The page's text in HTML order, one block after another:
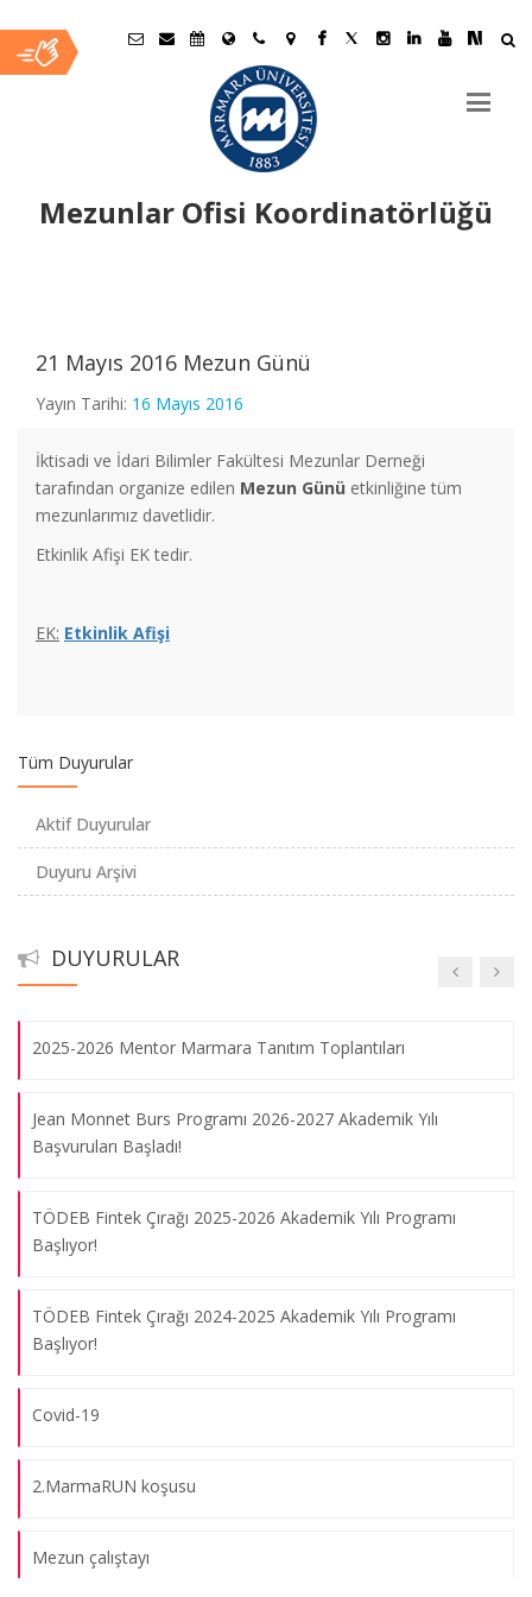
Mezunlar Ofisi Koordinatörlüğü
İçerik
21 Mayıs 2016 Mezun Günü
Yayın Tarihi: 16 Mayıs 2016
İktisadi ve İdari Bilimler Fakültesi Mezunlar Derneği
tarafından organize edilen Mezun Günü etkinliğine tüm
mezunlarımız davetlidir.
Etkinlik Afişi EK tedir.
EK: Etkinlik Afişi
Tüm Duyurular
Aktif Duyurular
Duyuru Arşivi
DUYURULAR
Mezunlarımızla Bahar
Mentor- Mentee projesi
2025-2026 Mentor Marmara Tanıtım Toplantıları
Jean Monnet Burs Programı 2026-2027 Akademik Yılı
Başvuruları Başladı!
TÖDEB Fintek Çırağı 2025-2026 Akademik Yılı Programı
Başlıyor!
TÖDEB Fintek Çırağı 2024-2025 Akademik Yılı Programı
Başlıyor!
Covid-19
2.MarmaRUN koşusu
Mezun çalıştayı
Geleneksel "Marmaralı" Kahvaltısı
Mentor-Marmara Kahvaltısı